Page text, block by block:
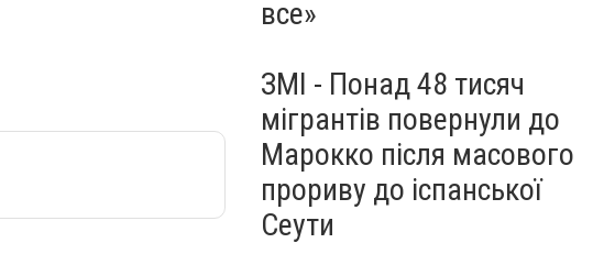
все»
ЗМІ - Понад 48 тисяч
мігрантів повернули до
Марокко після масового
прориву до іспанської
Сеути